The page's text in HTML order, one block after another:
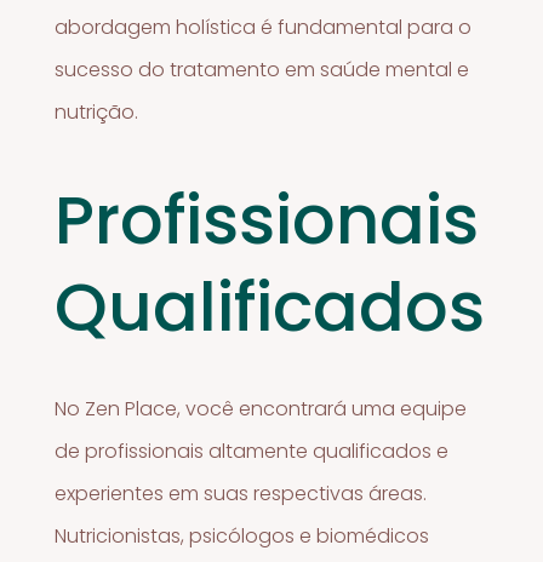
abordagem holística é fundamental para o
sucesso do tratamento em saúde mental e
nutrição.
Profissionais
Qualificados
No Zen Place, você encontrará uma equipe
de profissionais altamente qualificados e
experientes em suas respectivas áreas.
Nutricionistas, psicólogos e biomédicos